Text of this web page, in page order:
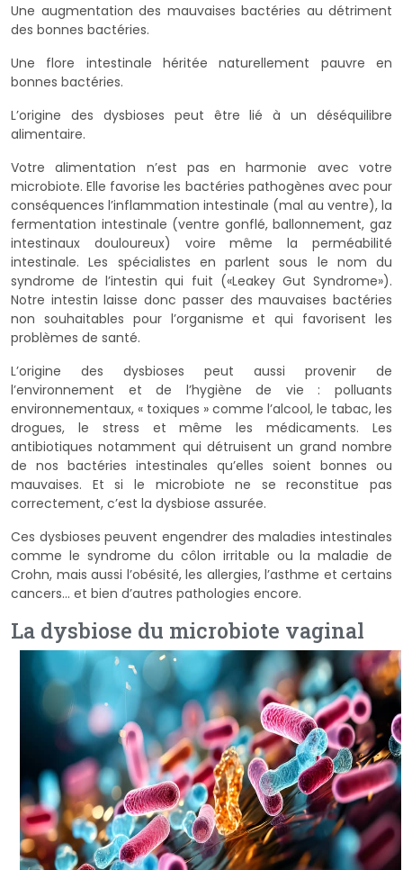
Une augmentation des mauvaises bactéries au détriment
des bonnes bactéries.
Une flore intestinale héritée naturellement pauvre en
bonnes bactéries.
L’origine des dysbioses peut être lié à un déséquilibre
alimentaire.
Votre alimentation n’est pas en harmonie avec votre
microbiote. Elle favorise les bactéries pathogènes avec pour
conséquences l’inflammation intestinale (mal au ventre), la
fermentation intestinale (ventre gonflé, ballonnement, gaz
intestinaux douloureux) voire même la perméabilité
intestinale. Les spécialistes en parlent sous le nom du
syndrome de l’intestin qui fuit («Leakey Gut Syndrome»).
Notre intestin laisse donc passer des mauvaises bactéries
non souhaitables pour l’organisme et qui favorisent les
problèmes de santé.
L’origine des dysbioses peut aussi provenir de
l’environnement et de l’hygiène de vie : polluants
environnementaux, « toxiques » comme l’alcool, le tabac, les
drogues, le stress et même les médicaments. Les
antibiotiques notamment qui détruisent un grand nombre
de nos bactéries intestinales qu’elles soient bonnes ou
mauvaises. Et si le microbiote ne se reconstitue pas
correctement, c’est la dysbiose assurée.
Ces dysbioses peuvent engendrer des maladies intestinales
comme le syndrome du côlon irritable ou la maladie de
Crohn, mais aussi l’obésité, les allergies, l’asthme et certains
cancers... et bien d’autres pathologies encore.
La dysbiose du microbiote vaginal